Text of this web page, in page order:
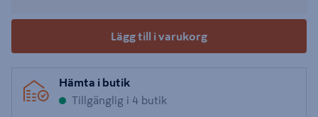
Lägg till i varukorg
Hämta i butik
Tillgänglig i 4 butik